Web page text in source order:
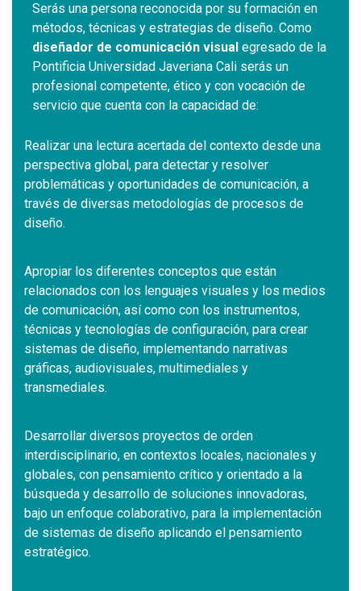
Serás una persona reconocida por su formación en
métodos, técnicas y estrategias de diseño. Como
diseñador de comunicación visual egresado de la
Pontificia Universidad Javeriana Cali serás un
profesional competente, ético y con vocación de
servicio que cuenta con la capacidad de:
Realizar una lectura acertada del contexto desde una
perspectiva global, para detectar y resolver
problemáticas y oportunidades de comunicación, a
través de diversas metodologías de procesos de
diseño.
Apropiar los diferentes conceptos que están
relacionados con los lenguajes visuales y los medios
de comunicación, así como con los instrumentos,
técnicas y tecnologías de configuración, para crear
sistemas de diseño, implementando narrativas
gráficas, audiovisuales, multimediales y
transmediales.
Desarrollar diversos proyectos de orden
interdisciplinario, en contextos locales, nacionales y
globales, con pensamiento crítico y orientado a la
búsqueda y desarrollo de soluciones innovadoras,
bajo un enfoque colaborativo, para la implementación
de sistemas de diseño aplicando el pensamiento
estratégico.